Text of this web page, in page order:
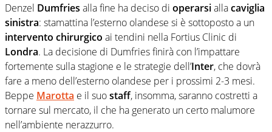
Denzel Dumfries alla fine ha deciso di operarsiallacaviglia
sinistra: stamattina l’esterno olandese si è sottoposto a un
intervento chirurgico ai tendini nella Fortius Clinic di
Londra. La decisione di Dumfries finirà con l’impattare
fortemente sulla stagione e le strategie dell’Inter, che dovrà
fare a meno dell’esterno olandese per i prossimi 2-3 mesi.
Beppe Marotta e il suostaff, insomma, saranno costretti a
tornare sul mercato, il che ha generato un certo malumore
nell’ambiente nerazzurro.